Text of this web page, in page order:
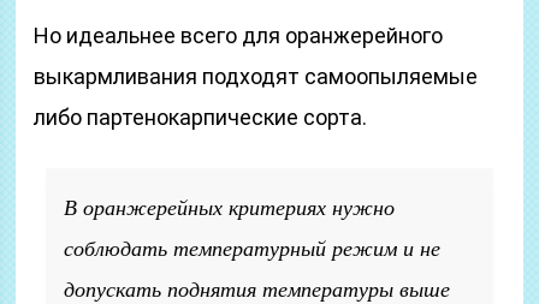
Но идеальнее всего для оранжерейного
выкармливания подходят самоопыляемые
либо партенокарпические сорта.
В оранжерейных критериях нужно
соблюдать температурный режим и не
допускать поднятия температуры выше